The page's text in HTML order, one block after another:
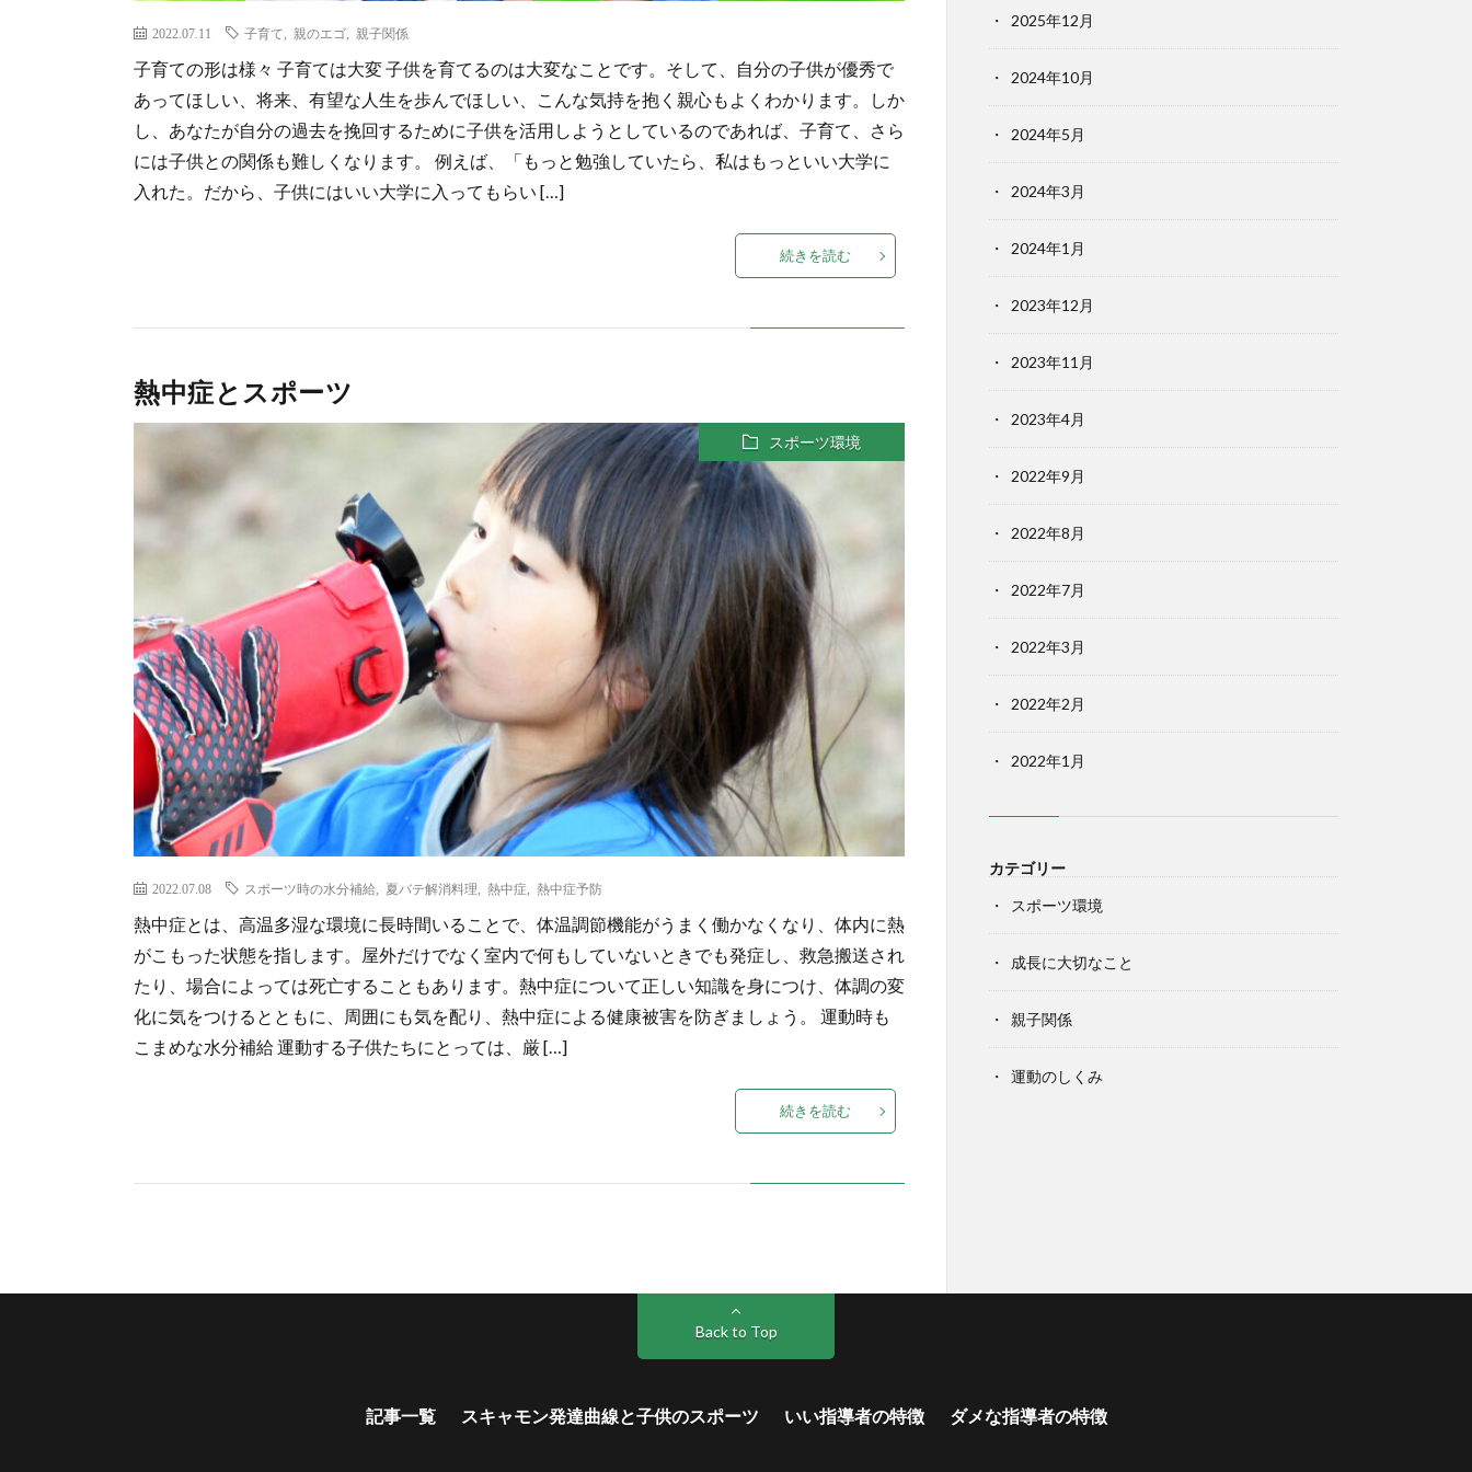
2022.07.11 子育て 親のエゴ 親子関係
子育ての形は様々 子育ては大変 子供を育てるのは大変なことです。そして、自分の子供が優秀で
あってほしい、将来、有望な人生を歩んでほしい、こんな気持を抱く親心もよくわかります。しか
し、あなたが自分の過去を挽回するために子供を活用しようとしているのであれば、子育て、さら
には子供との関係も難しくなります。 例えば、「もっと勉強していたら、私はもっといい大学に
入れた。だから、子供にはいい大学に入ってもらい […]
続きを読む
熱中症とスポーツ
スポーツ環境
2022.07.08 スポーツ時の水分補給 夏バテ解消料理 熱中症 熱中症予防
熱中症とは、高温多湿な環境に長時間いることで、体温調節機能がうまく働かなくなり、体内に熱
がこもった状態を指します。屋外だけでなく室内で何もしていないときでも発症し、救急搬送され
たり、場合によっては死亡することもあります。熱中症について正しい知識を身につけ、体調の変
化に気をつけるとともに、周囲にも気を配り、熱中症による健康被害を防ぎましょう。 運動時も
こまめな水分補給 運動する子供たちにとっては、厳 […]
続きを読む
2025年12月
2024年10月
2024年5月
2024年3月
2024年1月
2023年12月
2023年11月
2023年4月
2022年9月
2022年8月
2022年7月
2022年3月
2022年2月
2022年1月
カテゴリー
スポーツ環境
成長に大切なこと
親子関係
運動のしくみ
Back to Top
記事一覧 スキャモン発達曲線と子供のスポーツ いい指導者の特徴 ダメな指導者の特徴